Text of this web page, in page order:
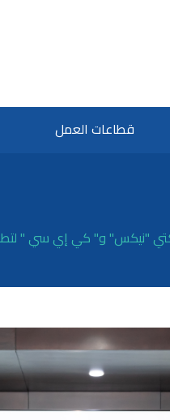
قطاعات العمل
"نيكس" و" كي إي سي "